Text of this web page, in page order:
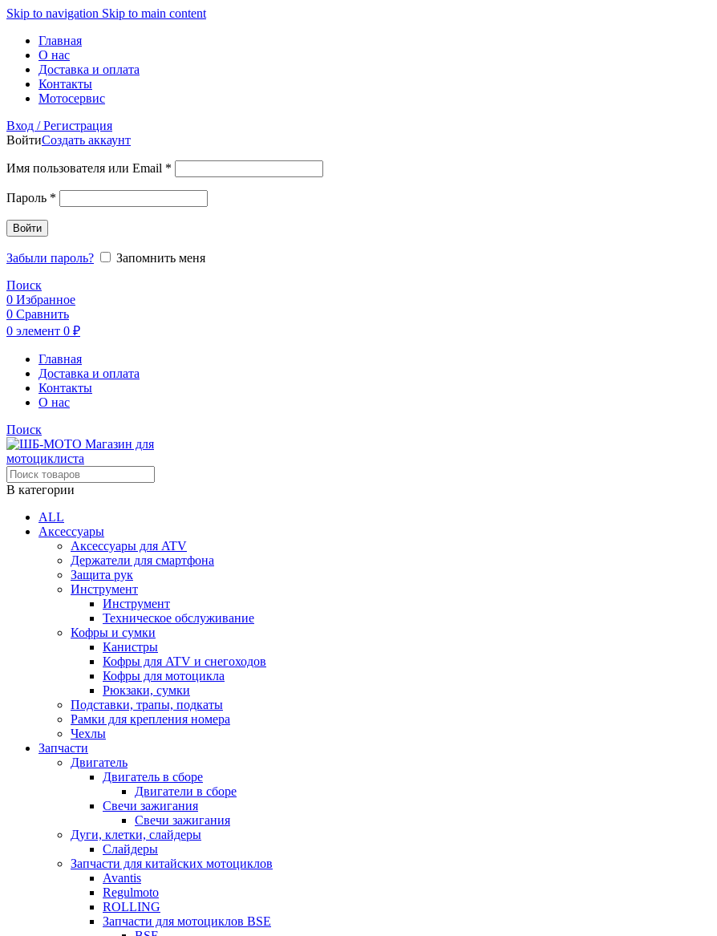
Skip to navigation Skip to main content
Главная
О нас
Доставка и оплата
Контакты
Мотосервис
Вход / Регистрация
ВойтиСоздать аккаунт
Имя пользователя или Email *
Пароль *
Войти
Забыли пароль?
Запомнить меня
Поиск
0 Избранное
0 Сравнить
0 элемент 0 ₽
Главная
Доставка и оплата
Контакты
О нас
Поиск
В категории
ALL
Аксессуары
Аксессуары для ATV
Держатели для смартфона
Защита рук
Инструмент
Инструмент
Техническое обслуживание
Кофры и сумки
Канистры
Кофры для ATV и снегоходов
Кофры для мотоцикла
Рюкзаки, сумки
Подставки, трапы, подкаты
Рамки для крепления номера
Чехлы
Запчасти
Двигатель
Двигатель в сборе
Двигатели в сборе
Свечи зажигания
Свечи зажигания
Дуги, клетки, слайдеры
Слайдеры
Запчасти для китайских мотоциклов
Avantis
Regulmoto
ROLLING
Запчасти для мотоциклов BSE